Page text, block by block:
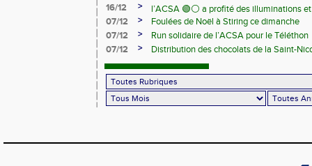
16/12
>
l’ACSA 🟢⚪️ a profité des illuminations
07/12
>
Foulées de Noël à Stiring ce dimanche
07/12
>
Run solidaire de l’ACSA pour le Téléthon
07/12
> Distribution des chocolats de la Saint-